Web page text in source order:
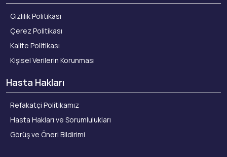
Gizlilik Politikası
Çerez Politikası
Kalite Politikası
Kişisel Verilerin Korunması
Hasta Hakları
Refakatçi Politikamız
Hasta Hakları ve Sorumlulukları
Görüş ve Öneri Bildirimi